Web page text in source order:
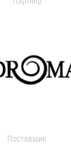
Поставщик